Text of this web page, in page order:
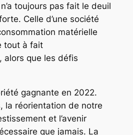
toujours pas fait le deuil
Celle d’une société
matérielle
tout à fait
alors que les défis
gagnante en 2022.
la réorientation de notre
et l’avenir
que jamais. La